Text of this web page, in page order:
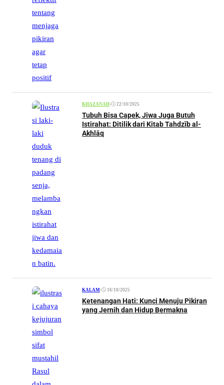
KHAZANAH• 22/10/2025
Tubuh Bisa Capek, Jiwa Juga Butuh
Istirahat: Ditilik dari Kitab Tahdzīb al-
Akhlāq
KALAM • 16/10/2025
Ketenangan Hati: Kunci Menuju Pikiran
yang Jernih dan Hidup Bermakna